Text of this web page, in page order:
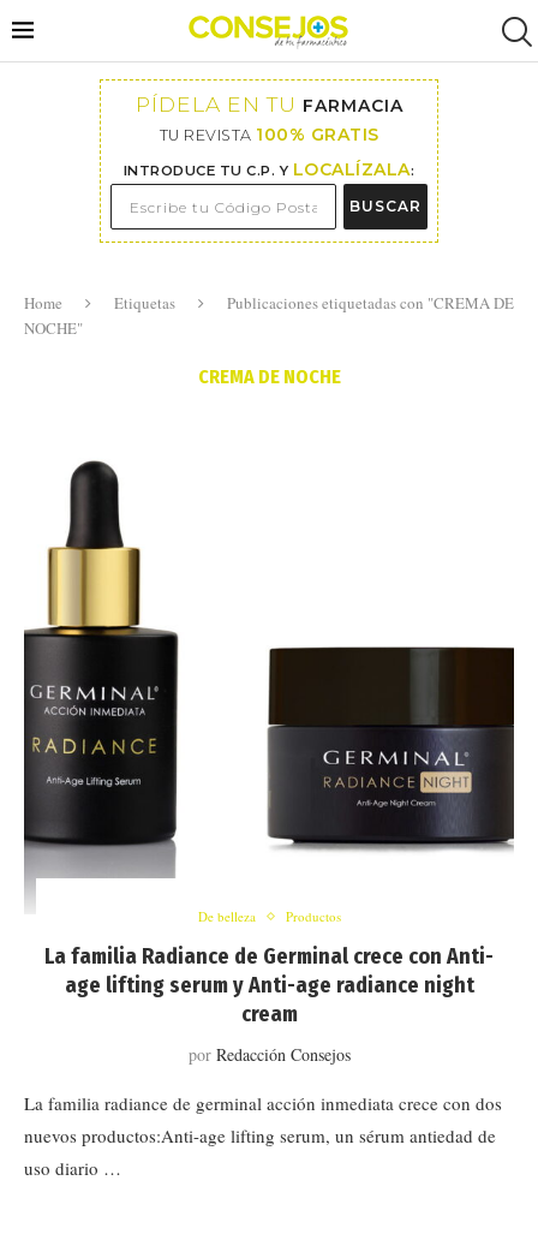
PÍDELA EN TU FARMACIA
TU REVISTA 100% GRATIS
INTRODUCE TU C.P. Y LOCALÍZALA:
BUSCAR
Home Etiquetas
Publicaciones etiquetadas con "CREMA DE
NOCHE"
CREMA DE NOCHE
De belleza Productos
La familia Radiance de Germinal crece con Anti-
age lifting serum y Anti-age radiance night
cream
por Redacción Consejos
La familia radiance de germinal acción inmediata crece con dos
nuevos productos:Anti-age lifting serum, un sérum antiedad de
uso diario …